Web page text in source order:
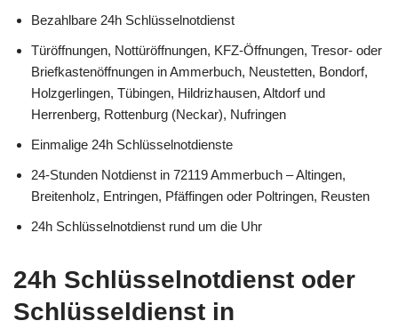
Bezahlbare 24h Schlüsselnotdienst
Türöffnungen, Nottüröffnungen, KFZ-Öffnungen, Tresor- oder
Briefkastenöffnungen in Ammerbuch, Neustetten, Bondorf,
Holzgerlingen, Tübingen, Hildrizhausen, Altdorf und
Herrenberg, Rottenburg (Neckar), Nufringen
Einmalige 24h Schlüsselnotdienste
24-Stunden Notdienst in 72119 Ammerbuch – Altingen,
Breitenholz, Entringen, Pfäffingen oder Poltringen, Reusten
24h Schlüsselnotdienst rund um die Uhr
24h Schlüsselnotdienst oder
Schlüsseldienst in